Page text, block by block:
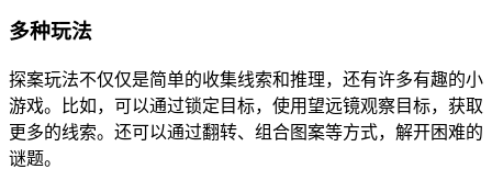
多种玩法
探案玩法不仅仅是简单的收集线索和推理，还有许多有趣的小
游戏。比如，可以通过锁定目标，使用望远镜观察目标，获取
更多的线索。还可以通过翻转、组合图案等方式，解开困难的
谜题。